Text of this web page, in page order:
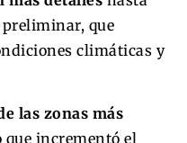
que
climáticas y
las zonas más
que incrementó el